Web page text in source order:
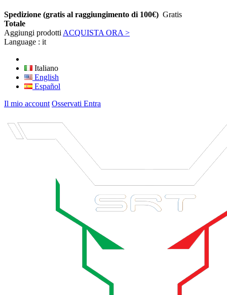
Spedizione (gratis al raggiungimento di 100€) Gratis
Totale
Aggiungi prodotti ACQUISTA ORA >
Language : it
Italiano
English
Español
Il mio account Osservati Entra